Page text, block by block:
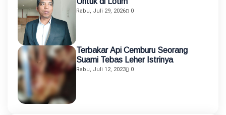
Rabu, Juli 29, 2026 0
Terbakar Api Cemburu Seorang
Suami Tebas Leher Istrinya
Rabu, Juli 12, 2023 0